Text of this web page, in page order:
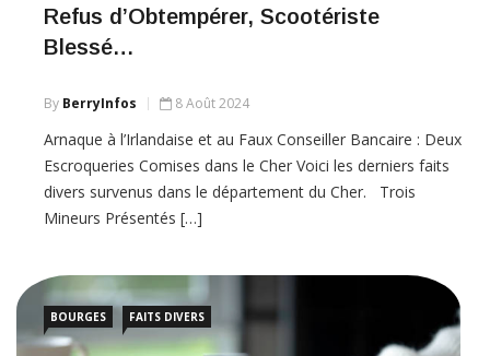
Refus d’Obtempérer, Scootériste
Blessé…
By BerryInfos 8 Août 2024
Arnaque à l’Irlandaise et au Faux Conseiller Bancaire : Deux
Escroqueries Comises dans le Cher Voici les derniers faits
divers survenus dans le département du Cher. Trois
Mineurs Présentés […]
BOURGES FAITS DIVERS